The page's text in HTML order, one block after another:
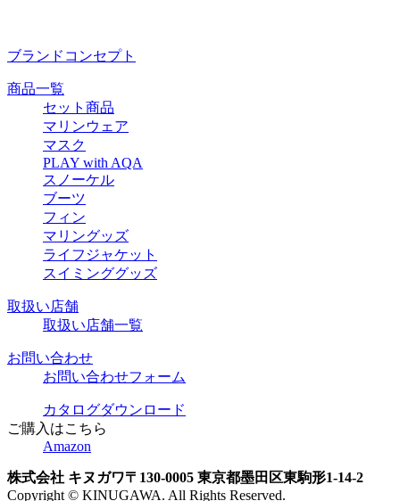
ブランドコンセプト
商品一覧
セット商品
マリンウェア
マスク
PLAY with AQA
スノーケル
ブーツ
フィン
マリングッズ
ライフジャケット
スイミンググッズ
取扱い店舗
取扱い店舗一覧
お問い合わせ
お問い合わせフォーム
カタログダウンロード
ご購入はこちら
Amazon
株式会社 キヌガワ〒130-0005 東京都墨田区東駒形1-14-2
Copyright © KINUGAWA. All Rights Reserved.